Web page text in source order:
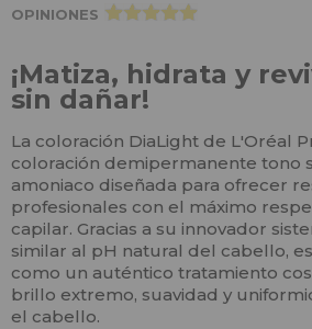
OPINIONES >
¡Matiza, hidrata y
sin dañar!
La coloración DiaLight de L'Oréal
coloración demipermanente tono
amoniaco diseñada para ofrecer
profesionales con el máximo
capilar. Gracias a su innovador
similar al pH natural del cabello,
como un auténtico tratamiento
brillo extremo, suavidad y
el cabello.